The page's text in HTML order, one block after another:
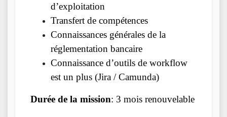
d’exploitation
Transfert de compétences
Connaissances générales de la
réglementation bancaire
Connaissance d’outils de workflow
est un plus (Jira / Camunda)
Durée de la mission: 3 mois renouvelable